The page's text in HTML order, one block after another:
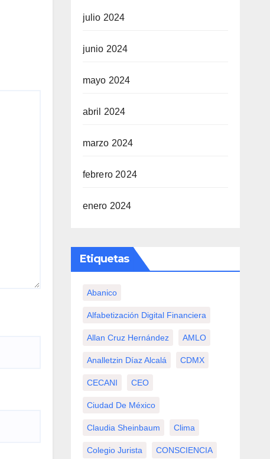
julio 2024
junio 2024
mayo 2024
abril 2024
marzo 2024
febrero 2024
enero 2024
Etiquetas
Abanico
Alfabetización Digital Financiera
Allan Cruz Hernández AMLO
Analletzin Díaz Alcalá CDMX
CECANI CEO
Ciudad De México
Claudia Sheinbaum Clima
Colegio Jurista CONSCIENCIA